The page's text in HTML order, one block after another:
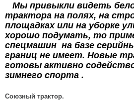
Мы привыкли видеть
трактора на полях, на
площадках или на уборке
хорошо подумать, то
спецмашин на базе
границ не имеет. Новые
готовы активно
зимнего спорта .
Союзный трактор.